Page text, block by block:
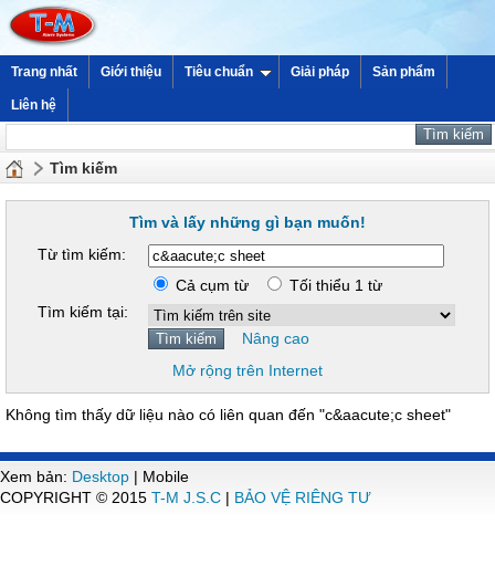
Trang nhất Giới thiệu Tiêu chuẩn Giải pháp Sản phẩm
Liên hệ
Tìm kiếm
Tìm và lấy những gì bạn muốn!
Từ tìm kiếm:
Cả cụm từ
Tối thiểu 1 từ
Tìm kiếm tại:
Nâng cao
Mở rộng trên Internet
Không tìm thấy dữ liệu nào có liên quan đến "c&aacute;c sheet"
Xem bản: Desktop | Mobile
COPYRIGHT © 2015 T-M J.S.C | BẢO VỆ RIÊNG TƯ